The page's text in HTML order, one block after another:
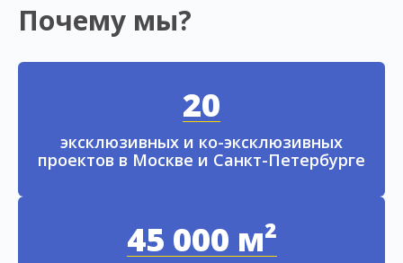
Почему мы?
20
эксклюзивных и ко-эксклюзивных
проектов в Москве и Санкт-Петербурге
45 000 м²